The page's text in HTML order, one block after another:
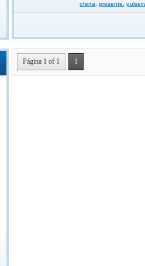
oferta
,presente ,
Página 1 of 1 1